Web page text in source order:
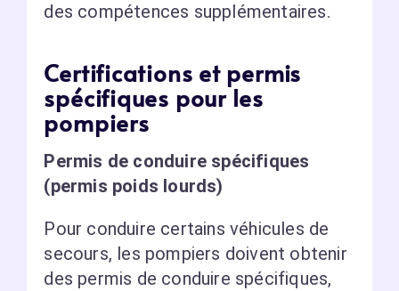
des compétences supplémentaires.
Certifications et permis
spécifiques pour les
pompiers
Permis de conduire spécifiques
(permis poids lourds)
Pour conduire certains véhicules de
secours, les pompiers doivent obtenir
des permis de conduire spécifiques,